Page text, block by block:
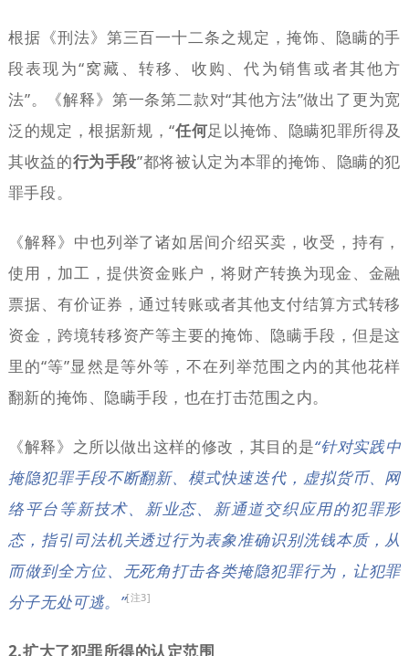
根据《刑法》第三百一十二条之规定，掩饰、隐瞒的手
段表现为“窝藏、转移、收购、代为销售或者其他方
法”。《解释》第一条第二款对“其他方法”做出了更为宽
泛的规定，根据新规，“任何足以掩饰、隐瞒犯罪所得及
其收益的行为手段”都将被认定为本罪的掩饰、隐瞒的犯
罪手段。
《解释》中也列举了诸如居间介绍买卖，收受，持有，
使用，加工，提供资金账户，将财产转换为现金、金融
票据、有价证券，通过转账或者其他支付结算方式转移
资金，跨境转移资产等主要的掩饰、隐瞒手段，但是这
里的“等”显然是等外等，不在列举范围之内的其他花样
翻新的掩饰、隐瞒手段，也在打击范围之内。
《解释》之所以做出这样的修改，其目的是“针对实践中
掩隐犯罪手段不断翻新、模式快速迭代，虚拟货币、网
络平台等新技术、新业态、新通道交织应用的犯罪形
态，指引司法机关透过行为表象准确识别洗钱本质，从
而做到全方位、无死角打击各类掩隐犯罪行为，让犯罪
分子无处可逃。”[注3]
2.扩大了犯罪所得的认定范围